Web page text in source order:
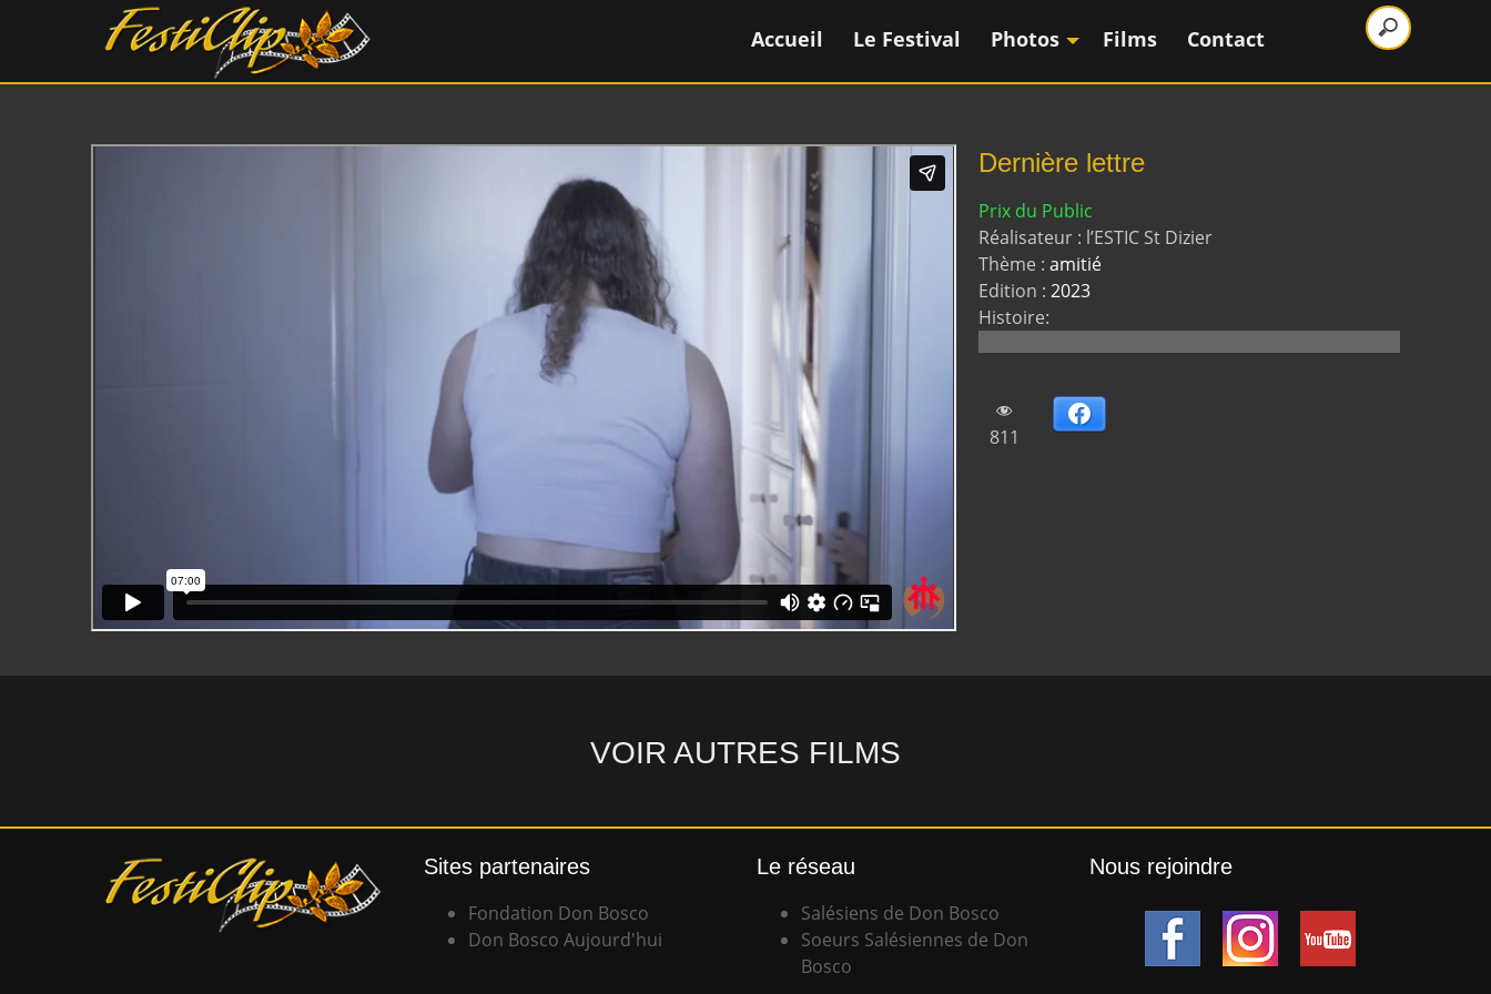
Accueil Le Festival Photos Films Contact
Dernière lettre
Prix du Public
Réalisateur : l’ESTIC St Dizier
Thème : amitié
Edition : 2023
Histoire:
811
VOIR AUTRES FILMS
Sites partenaires
Fondation Don Bosco
Don Bosco Aujourd'hui
Le réseau
Salésiens de Don Bosco
Soeurs Salésiennes de Don
Bosco
Nous rejoindre